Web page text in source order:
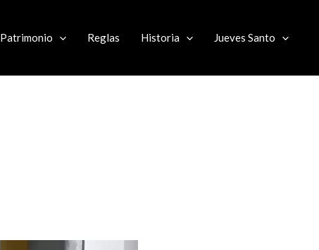
Patrimonio Reglas Historia Jueves Santo